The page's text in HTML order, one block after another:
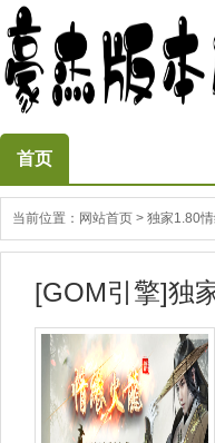
首页
当前位置： 网站首页 > 独家1.80
[GOM引擎]独